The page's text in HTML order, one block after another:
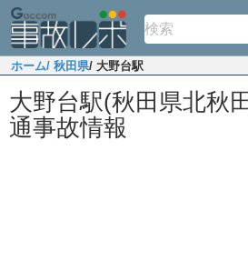
ホーム/ 秋田県/ 大野台駅
大野台駅(秋田県北秋
通事故情報